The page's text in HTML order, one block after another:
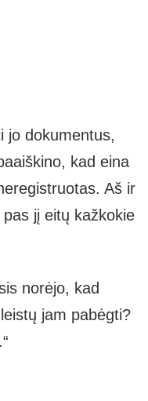
jo dokumentus,
kad eina
Aš ir
jį eitų kažkokie
norėjo, kad
jam pabėgti?